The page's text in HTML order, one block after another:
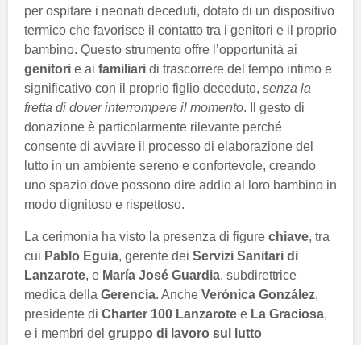
per ospitare i neonati deceduti, dotato di un dispositivo
termico che favorisce il contatto tra i genitori e il proprio
bambino. Questo strumento offre l’opportunità ai
genitori e ai familiari di trascorrere del tempo intimo e
significativo con il proprio figlio deceduto, senza la
fretta di dover interrompere il momento. Il gesto di
donazione è particolarmente rilevante perché
consente di avviare il processo di elaborazione del
lutto in un ambiente sereno e confortevole, creando
uno spazio dove possono dire addio al loro bambino in
modo dignitoso e rispettoso.
La cerimonia ha visto la presenza di figure chiave, tra
cui Pablo Eguia, gerente dei Servizi Sanitari di
Lanzarote, e María José Guardia, subdirettrice
medica della Gerencia. Anche Verónica González,
presidente di Charter 100 Lanzarote e La Graciosa,
e i membri del gruppo di lavoro sul lutto